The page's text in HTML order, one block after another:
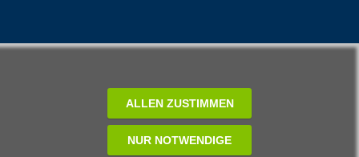
ALLEN ZUSTIMMEN
NUR NOTWENDIGE